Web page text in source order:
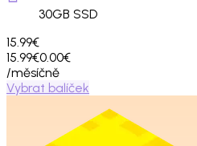
30GB SSD
15.99€
15.99€0.00€
/měsíčně
Vybrat balíček